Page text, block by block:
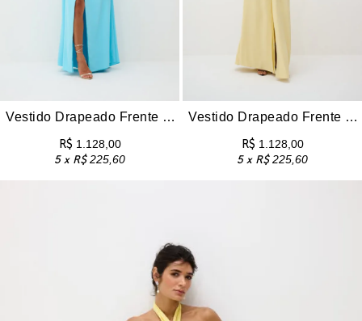
Vestido Drapeado Frente Única Sol – Nuvem
R$ 1.128,00
5 x R$225,60
Vestido Drapeado Frente Única Sol – Manteiga
R$ 1.128,00
5 x R$225,60